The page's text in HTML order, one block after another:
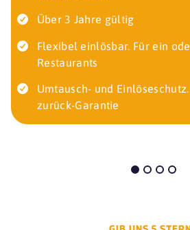
Über 3 Jahre gültig
Flexibel einlösbar. Für ein
Restaurants
Umtausch- und
zurück-Garantie